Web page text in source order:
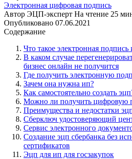
Электронная цифровая подпись
Автор ЭЦП-эксперт На чтение 25
Опубликовано 07.06.2021
Содержание
Что такое электронная
В каком случае
бизнес онлайн не получится
Где получить электронную
Зачем она нужна ип?
Как самостоятельно создать
Можно ли получить цифровую
Преимущества и недостатки
Сберключ удостоверяющий
Сервис электронного
Создание эцп сбербанка без
сертификатов
Эцп для ип для госзакупок